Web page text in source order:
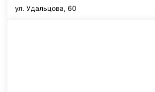
ул. Удальцова, 60